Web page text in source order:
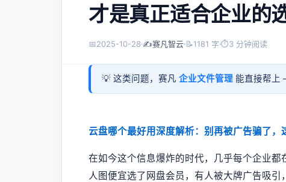
才是真正适合企业的
📅2025-10-28 ✍️赛凡智云 📝1181 字 ⏱3 分钟阅读
💡 这类问题，赛凡 企业文件管理 能直接帮
云盘哪个最好用深度解析：别再被广告骗了，
在如今这个信息爆炸的时代，几乎每个企业
人图便宜选了网盘会员，有人被大牌广告吸